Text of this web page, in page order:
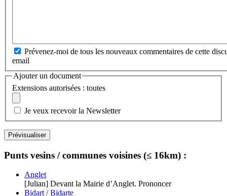
Prévenez-moi de tous les nouveaux commentaires de cette
email
Ajouter un document
Extensions autorisées : toutes
Je veux recevoir la Newsletter
Punts vesins / communes voisines (≤ 16km) :
Anglet
[Julian] Devant la Mairie d’Anglet. Prononcer
Bidart / Bidarte